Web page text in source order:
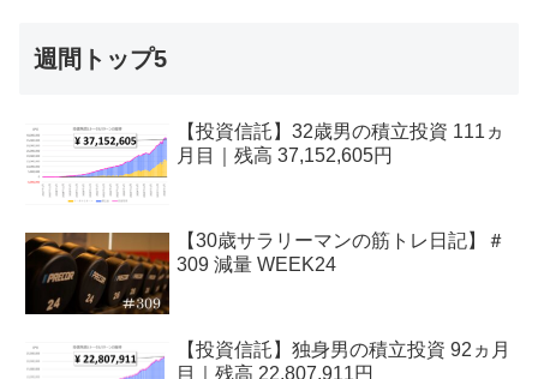
週間トップ5
【投資信託】32歳男の積立投資 111ヵ
月目｜残高 37,152,605円
【30歳サラリーマンの筋トレ日記】＃
309 減量 WEEK24
【投資信託】独身男の積立投資 92ヵ月
目｜残高 22,807,911円